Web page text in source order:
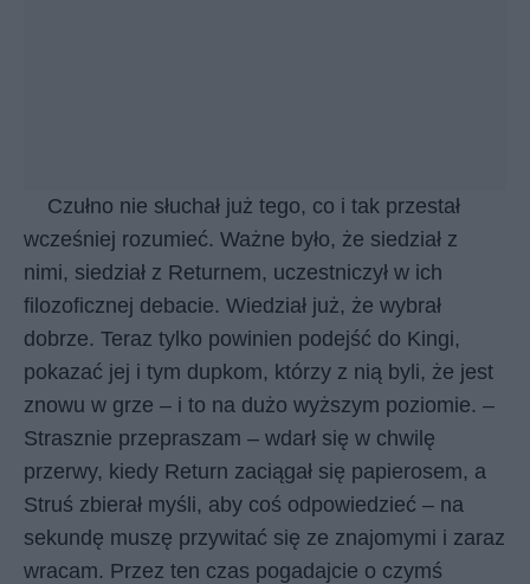
Czułno nie słuchał już tego, co i tak przestał
wcześniej rozumieć. Ważne było, że siedział z
nimi, siedział z Returnem, uczestniczył w ich
filozoficznej debacie. Wiedział już, że wybrał
dobrze. Teraz tylko powinien podejść do Kingi,
pokazać jej i tym dupkom, którzy z nią byli, że jest
znowu w grze – i to na dużo wyższym poziomie. –
Strasznie przepraszam – wdarł się w chwilę
przerwy, kiedy Return zaciągał się papierosem, a
Struś zbierał myśli, aby coś odpowiedzieć – na
sekundę muszę przywitać się ze znajomymi i zaraz
wracam. Przez ten czas pogadajcie o czymś